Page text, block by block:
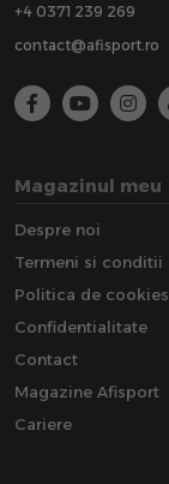
+4 0371 239 269
contact@afisport.ro
Magazinul meu
Despre noi
Termeni si conditii
Politica de cookies
Confidentialitate
Contact
Magazine Afisport
Cariere